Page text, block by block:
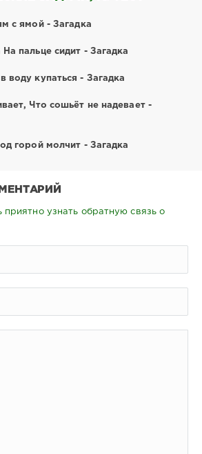
с ямой - Загадка
пальце сидит - Загадка
воду купаться - Загадка
Что сошьёт не надевает -
горой молчит - Загадка
приятно узнать обратную связь о